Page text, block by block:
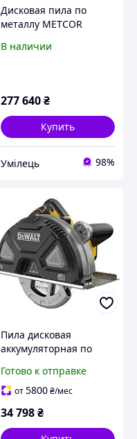
Дисковая пила по
металлу METCOR
В наличии
277 640₴
Купить
Умілець 98%
Пила дисковая
аккумуляторная по
DCS383N (без АКБ и ЗУ)
(DCS383N)
Готово к отправке
от5800₴/мес
34 798₴